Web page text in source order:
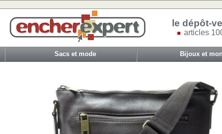
le dépôt-
articles
Sacs et mode Bijoux et